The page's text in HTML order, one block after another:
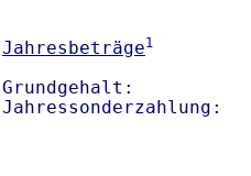
Jahresbeträge1
Grundgehalt: